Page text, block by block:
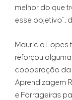
melhor do que
esse objetivo”,
Maurício Lopes
reforçou
cooperação da
Aprendizagem
e Forrageiras